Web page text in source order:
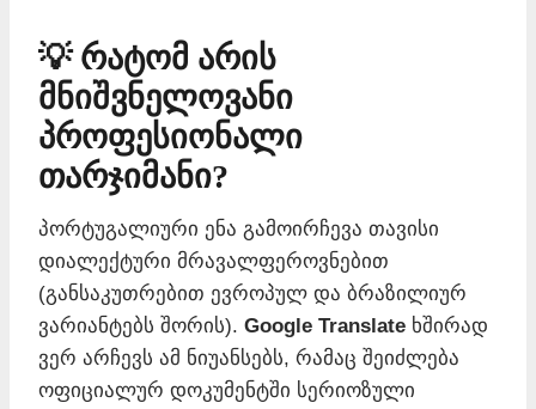
💡 რატომ არის
მნიშვნელოვანი
პროფესიონალი
თარჯიმანი?
პორტუგალიური ენა გამოირჩევა თავისი
დიალექტური მრავალფეროვნებით
(განსაკუთრებით ევროპულ და ბრაზილიურ
ვარიანტებს შორის). Google Translate ხშირად
ვერ არჩევს ამ ნიუანსებს, რამაც შეიძლება
ოფიციალურ დოკუმენტში სერიოზული